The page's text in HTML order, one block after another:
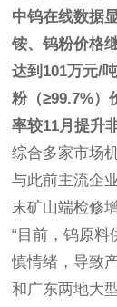
中钨在线数据
铵、钨粉价格
达到101万元/
粉（≥99.7%）
率较11月提升
综合多家市场
与此前主流企
末矿山端检修
“目前，钨原
慎情绪，导致
和广东两地大